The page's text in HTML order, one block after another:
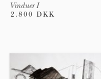
Vinduer I
2.800 DKK